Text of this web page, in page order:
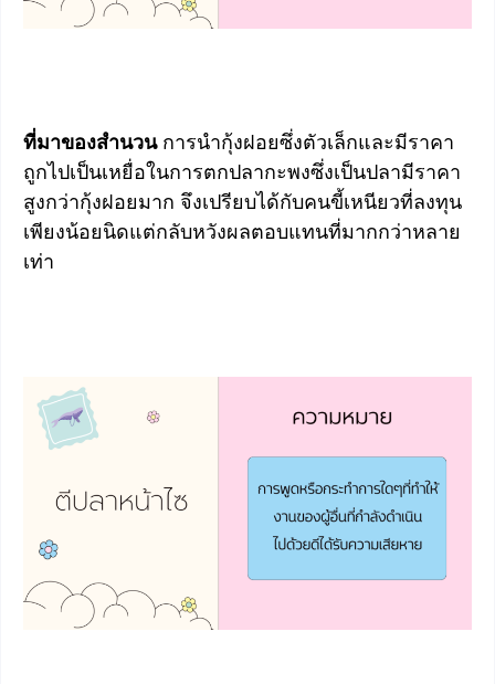
ที่มาของสำนวนการนำกุ้งฝอยซึ่งตัวเล็กและมีราคา
ถูกไปเป็นเหยื่อในการตกปลากะพงซึ่งเป็นปลามีราคา
สูงกว่ากุ้งฝอยมาก จึงเปรียบได้กับคนขี้เหนียวที่ลงทุน
เพียงน้อยนิดแต่กลับหวังผลตอบแทนที่มากกว่าหลาย
เท่า